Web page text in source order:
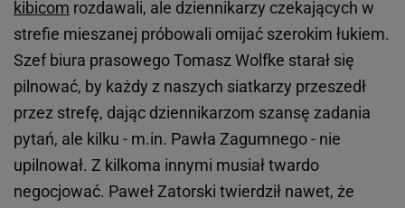
kibicom rozdawali, ale dziennikarzy czekających w
strefie mieszanej próbowali omijać szerokim łukiem.
Szef biura prasowego Tomasz Wolfke starał się
pilnować, by każdy z naszych siatkarzy przeszedł
przez strefę, dając dziennikarzom szansę zadania
pytań, ale kilku - m.in. Pawła Zagumnego - nie
upilnował. Z kilkoma innymi musiał twardo
negocjować. Paweł Zatorski twierdził nawet, że